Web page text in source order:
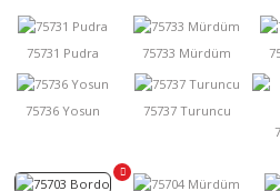
KENDİR İPİ